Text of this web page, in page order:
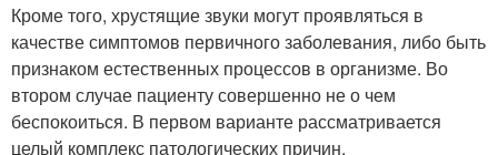
Кроме того, хрустящие звуки могут проявляться в
качестве симптомов первичного заболевания, либо быть
признаком естественных процессов в организме. Во
втором случае пациенту совершенно не о чем
беспокоиться. В первом варианте рассматривается
целый комплекс патологических причин.